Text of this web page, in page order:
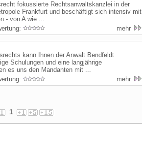
fokussierte Rechtsanwaltskanzlei in der
Frankfurt und beschäftigt sich intensiv mit
- von A wie ...
mehr
kann Ihnen der Anwalt Bendfeldt
Schulungen und eine langjährige
es uns den Mandanten mit ...
mehr
1